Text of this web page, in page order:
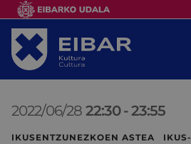
2022/06/28 22:30 -23:55
IKUSENTZUNEZKOEN ASTEA IKUS-